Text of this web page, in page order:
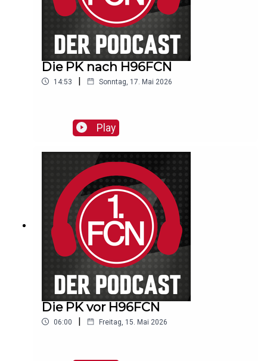
Die PK nach H96FCN
14:53 | Sonntag, 17. Mai 2026
Play
Die PK vor H96FCN
06:00 | Freitag, 15. Mai 2026